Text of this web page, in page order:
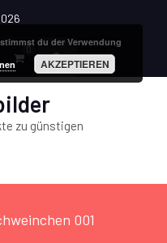
0
zu günstigen
001
du der Verwendung
AKZEPTIEREN